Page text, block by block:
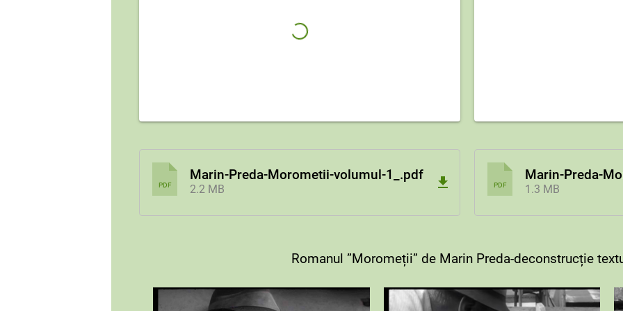
PDF
Marin-Preda-Morometii-volumul-1_.pdf
2.2 MB PDF
Marin-Preda-
1.3 MB
Romanul ”Moromeții” de Marin Preda-deconstrucție